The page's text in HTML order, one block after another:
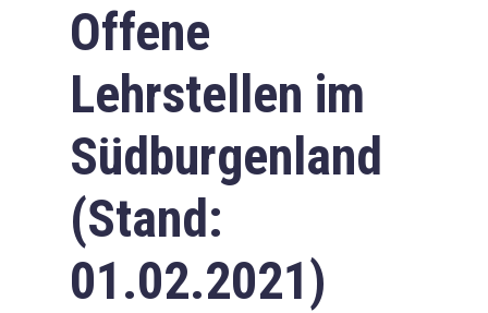
Offene
Lehrstellen im
Südburgenland
(Stand:
01.02.2021)